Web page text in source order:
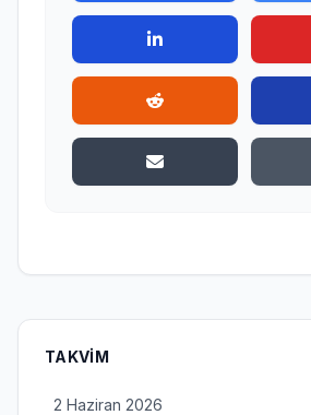
TAKVIM
2 Haziran 2026